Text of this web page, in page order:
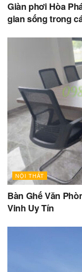
Giàn phơi Hòa
gian sống trong
NỘI THẤT
Bàn Ghế Văn
Vinh Uy Tín